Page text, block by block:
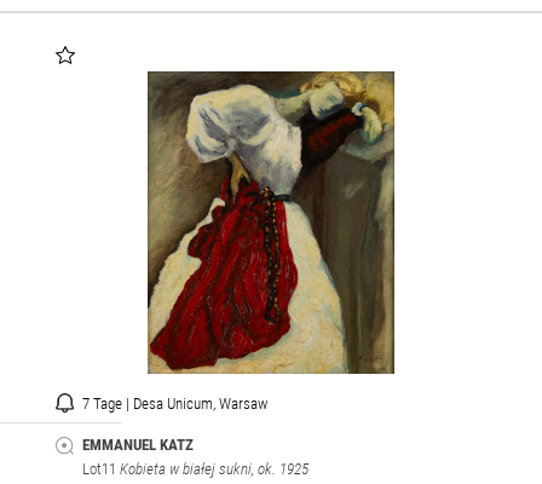
7 Tage | Desa Unicum, Warsaw
EMMANUEL KATZ
Lot11 Kobieta w białej sukni, ok. 1925